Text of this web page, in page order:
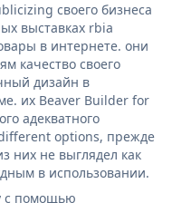
своего бизнеса
выставках rbia
в интернете. они
качество своего
дизайн в
их Beaver Builder for
адекватного
options, прежде
них не выглядел как
в использовании.
с помощью